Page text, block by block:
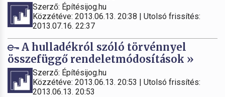
Szerző: Építésijog.hu
Közzétéve: 2013.06.13. 20:38 | Utolsó frissítés:
2013.07.16. 22:37
A hulladékról szóló törvénnyel
összefüggő rendeletmódosítások »
Szerző: Építésijog.hu
Közzétéve: 2013.06.13. 20:53 | Utolsó frissítés:
2013.06.13. 20:53